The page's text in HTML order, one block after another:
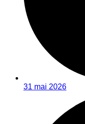
31 mai 2026